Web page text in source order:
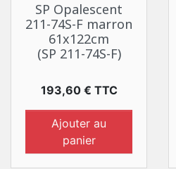
SP Opalescent
211-74S-F marron
61x122cm
(SP 211-74S-F)
Prix
193,60 € TTC
Ajouter au
panier